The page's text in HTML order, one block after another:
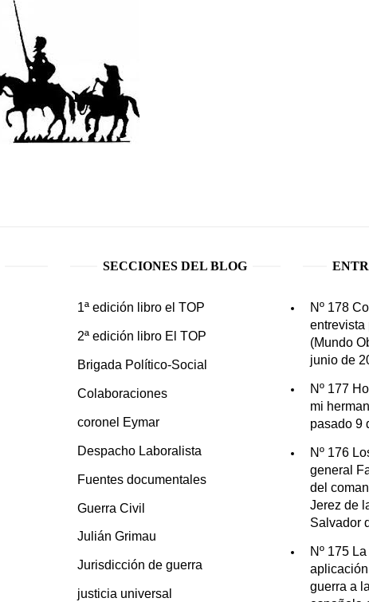
SECCIONES DEL BLOG
1ª edición libro el TOP
2ª edición libro El TOP
Brigada Político-Social
Colaboraciones
coronel Eymar
Despacho Laboralista
Fuentes documentales
Guerra Civil
Julián Grimau
Jurisdicción de guerra
justicia universal
Nº 178
entrevista
(Mundo
junio de
Nº 177
mi
pasado 9
Nº 176
general
del
Jerez de
Salvador
Nº 175
guerra a